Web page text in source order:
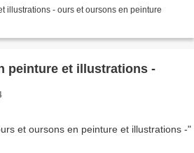
illustrations - ours et oursons en peinture
peinture et illustrations -